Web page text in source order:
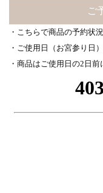
ご
・こちらで商品の予約状
・ご使用日（お宮参り日
・商品はご使用日の2日前